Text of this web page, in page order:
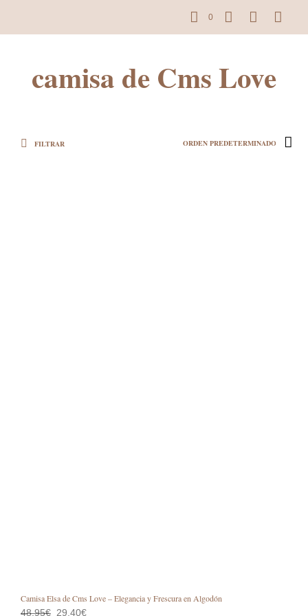
0
camisa de Cms Love
FILTRAR
Camisa Elsa de Cms Love – Elegancia y Frescura en Algodón
48,95€ El
29,40€El